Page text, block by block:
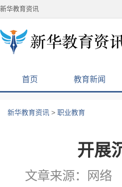
新华教育资讯
首页 教育新闻
新华教育资讯 > 职业教育
开展
文章来源：网络